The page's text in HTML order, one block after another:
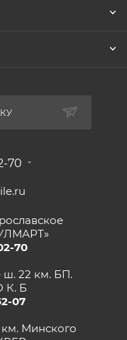
70
70
ш. 22 км. БП.
К. Б
07
Минского